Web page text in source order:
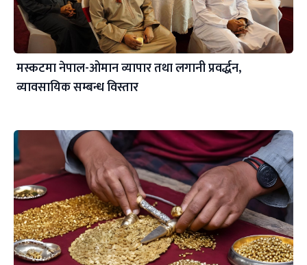
मस्कटमा नेपाल-ओमान व्यापार तथा लगानी प्रवर्द्धन,
व्यावसायिक सम्बन्ध विस्तार